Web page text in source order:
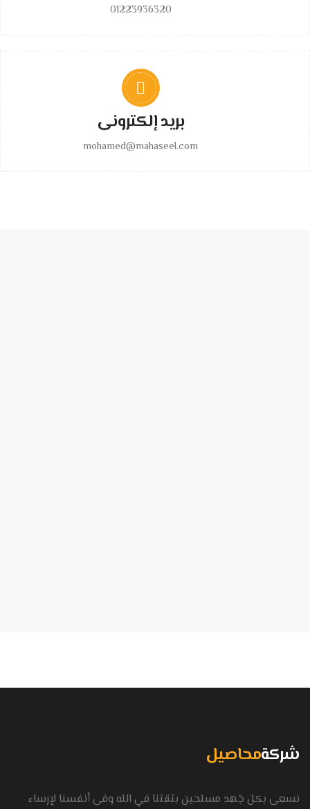
01223936320
بريد إلكترونى
mohamed@mahaseel.com
شركةمحاصيل
نسعى بكل جَهد مسلحين بثقتنا في الله وفى أنفسنا لإرساء